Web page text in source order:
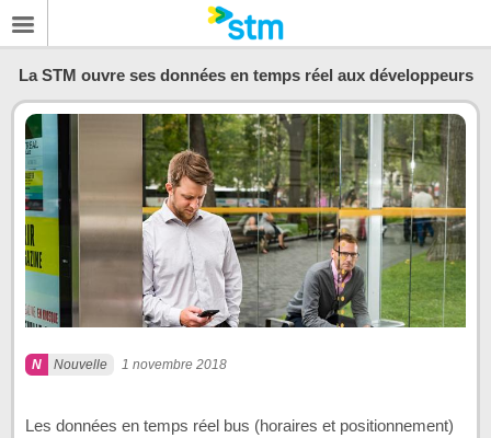
La STM ouvre ses données en temps réel aux développeurs
Nouvelle 1 novembre 2018
Les données en temps réel bus (horaires et positionnement)